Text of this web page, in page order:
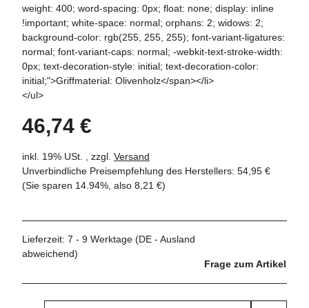
weight: 400; word-spacing: 0px; float: none; display: inline
!important; white-space: normal; orphans: 2; widows: 2;
background-color: rgb(255, 255, 255); font-variant-ligatures:
normal; font-variant-caps: normal; -webkit-text-stroke-width:
0px; text-decoration-style: initial; text-decoration-color:
initial;">Griffmaterial: Olivenholz</span></li>
</ul>
46,74 €
inkl. 19% USt. , zzgl. Versand
Unverbindliche Preisempfehlung des Herstellers: 54,95 €
(Sie sparen 14.94% , also 8,21 €)
Lieferzeit: 7 - 9 Werktage (DE - Ausland
abweichend)
Frage zum Artikel